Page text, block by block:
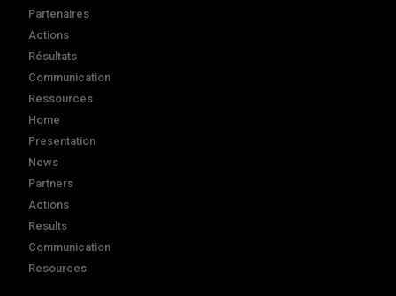
Partenaires
Actions
Résultats
Communication
Ressources
Home
Presentation
News
Partners
Actions
Results
Communication
Resources